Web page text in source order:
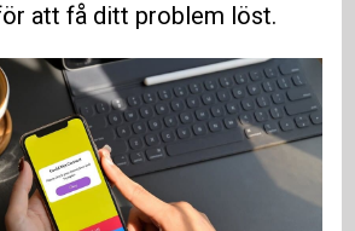
att få ditt problem löst.